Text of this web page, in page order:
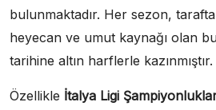
bulunmaktadır. Her sezon,
heyecan ve umut kaynağı olan
tarihine altın harflerle kazınmıştır.
Özellikle İtalya Ligi